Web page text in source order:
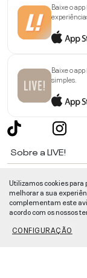
Baixe o app
Baixe o app
simples.
Sobre a LIVE!
Informações
Utilizamos cookies
melhorar a sua
complementam este
acordo com os nossos
CONFIGURAÇÃO